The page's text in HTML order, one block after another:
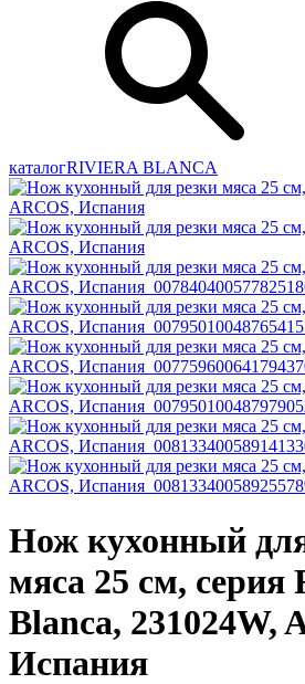
каталогRIVIERA BLANCA
Нож кухонный
мяса 25 см, серия
Blanca, 231024W,
Испания